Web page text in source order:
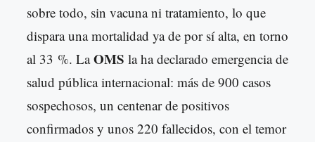
sobre todo, sin vacuna ni tratamiento, lo que
dispara una mortalidad ya de por sí alta, en torno
al 33 %. LaOMS la ha declarado emergencia de
salud pública internacional: más de 900 casos
sospechosos, un centenar de positivos
confirmados y unos 220 fallecidos, con el temor